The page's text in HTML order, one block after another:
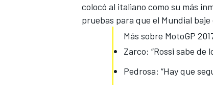
colocó al italiano como su más
pruebas para que el Mundial
Más sobre MotoGP
Zarco: “Rossi sabe de
Pedrosa: “Hay que